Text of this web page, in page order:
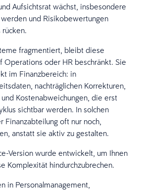
Aufsichtsrat wächst, insbesondere
und Risikobewertungen
fragmentiert, bleibt diese
Operations oder HR beschränkt. Sie
im Finanzbereich: in
nachträglichen Korrekturen,
Kostenabweichungen, die erst
sichtbar werden. In solchen
oft nur noch,
anstatt sie aktiv zu gestalten.
Version wurde entwickelt, um Ihnen
Komplexität hindurchzubrechen.
in Personalmanagement,